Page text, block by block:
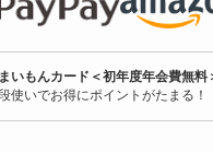
いもんカード＜初年度年会費無料
使いでお得にポイントがたまる！